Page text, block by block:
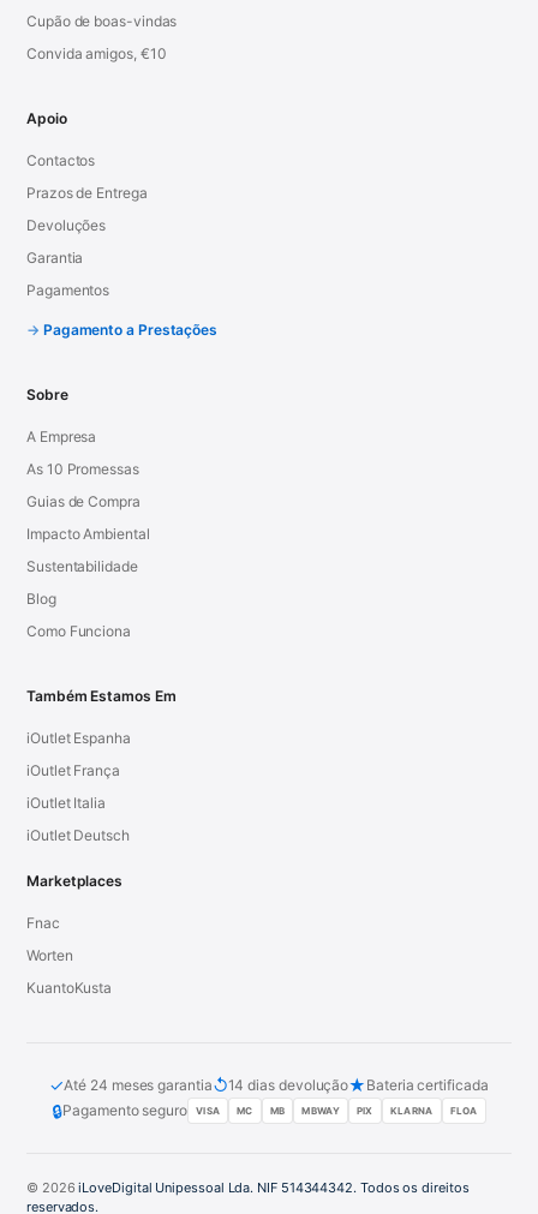
Cupão de boas-vindas
Convida amigos, €10
Apoio
Contactos
Prazos de Entrega
Devoluções
Garantia
Pagamentos
Pagamento a Prestações
Sobre
A Empresa
As 10 Promessas
Guias de Compra
Impacto Ambiental
Sustentabilidade
Blog
Como Funciona
Também Estamos Em
iOutlet Espanha
iOutlet França
iOutlet Italia
iOutlet Deutsch
Marketplaces
Fnac
Worten
KuantoKusta
✓Até 24 meses garantia↺14 dias devolução★ Bateria certificada
🔒Pagamento seguro VISA MC MB MBWAY PIX KLARNA FLOA
© 2026iLoveDigital Unipessoal Lda. NIF 514344342. Todos os direitos
reservados.